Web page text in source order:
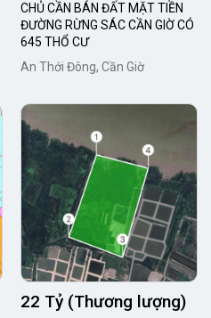
CHỦ CẦN BÁN ĐẤT MẶT TIỀN
ĐƯỜNG RỪNG SÁC CẦN GIỜ CÓ
645 THỔ CƯ
An Thới Đông, Cần Giờ
22 Tỷ (Thương lượng)